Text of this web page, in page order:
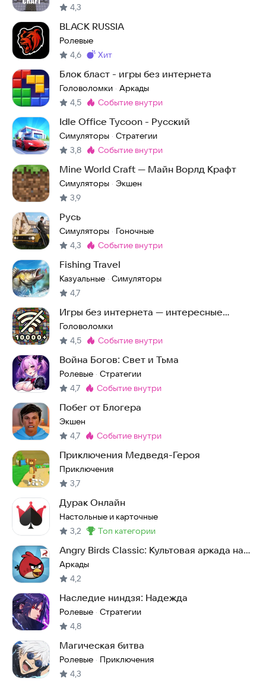
4,3
BLACK RUSSIA
Ролевые
4,6 Метка
хит
Блок бласт - игры без интернета
Головоломки · Аркады
4,5 Метка:
событие внутри
Idle Office Tycoon - Русский
Симуляторы · Стратегии
3,8 Метка:
событие внутри
Mine World Craft — Майн Ворлд Крафт
Симуляторы · Экшен
3,9
Русь
Симуляторы · Гоночные
4,3
Метка:
событие внутри
Fishing Travel
Казуальные · Симуляторы
4,7
Игры без интернета — интересные
головоломки офлайн
Головоломки
4,5 Метка:
событие внутри
Война Богов: Свет и Тьма
Ролевые · Стратегии
4,7 Метка:
событие внутри
Побег от Блогера
Экшен
4,7 Метка:
событие внутри
Приключения Медведя-Героя
Приключения
3,7
Дурак Онлайн
Настольные и карточные
3,2
Метка:
топ категории
Angry Birds Classic: Культовая аркада на
Android
Аркады
4,2
Наследие ниндзя: Надежда
Ролевые · Стратегии
4,8
Магическая битва
Ролевые · Приключения
4,3